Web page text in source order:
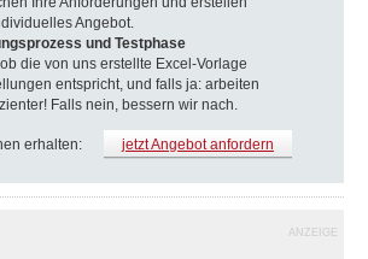
Angebot.
und Testphase
die von uns erstellte Excel-Vorlage
entspricht, und falls ja: arbeiten
Falls nein, bessern wir nach.
erhalten: jetzt Angebot anfordern
ANZEIGE